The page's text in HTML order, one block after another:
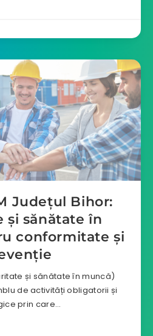
Județul Bihor:
și sănătate în
conformitate și
și sănătate în muncă)
de activități obligatorii și
prin care…